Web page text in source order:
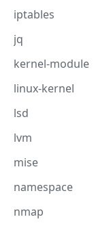
iptables
jq
kernel-module
linux-kernel
lsd
lvm
mise
namespace
nmap